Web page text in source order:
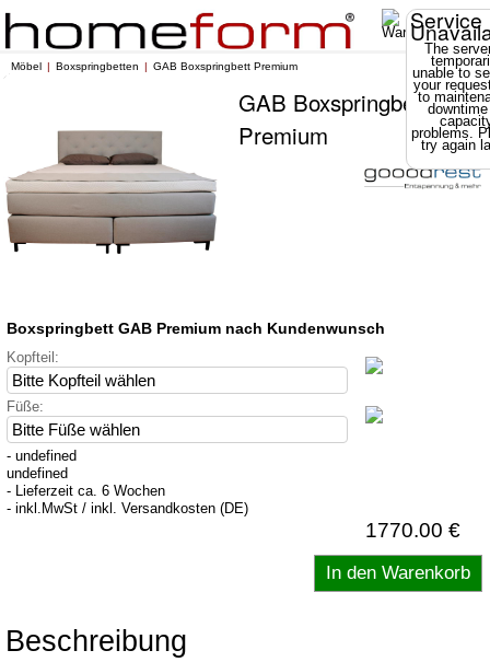
Service
The
unable to
your
to
problems.
try again
Möbel Boxspringbetten GAB Boxspringbett Premium
GAB Boxspringbett
Premium
Boxspringbett GAB Premium nach Kundenwunsch
Kopfteil:
Füße:
- undefined
undefined
- Lieferzeit ca. 6 Wochen
- inkl.MwSt / inkl. Versandkosten (DE)
1770.00 €
Beschreibung